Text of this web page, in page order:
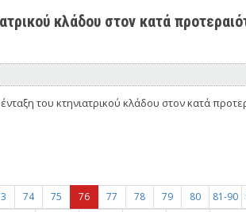
κλάδου στον κατά
του κτηνιατρικού κλάδου στον κατά
74 75 76 77 78 79 80 81-90